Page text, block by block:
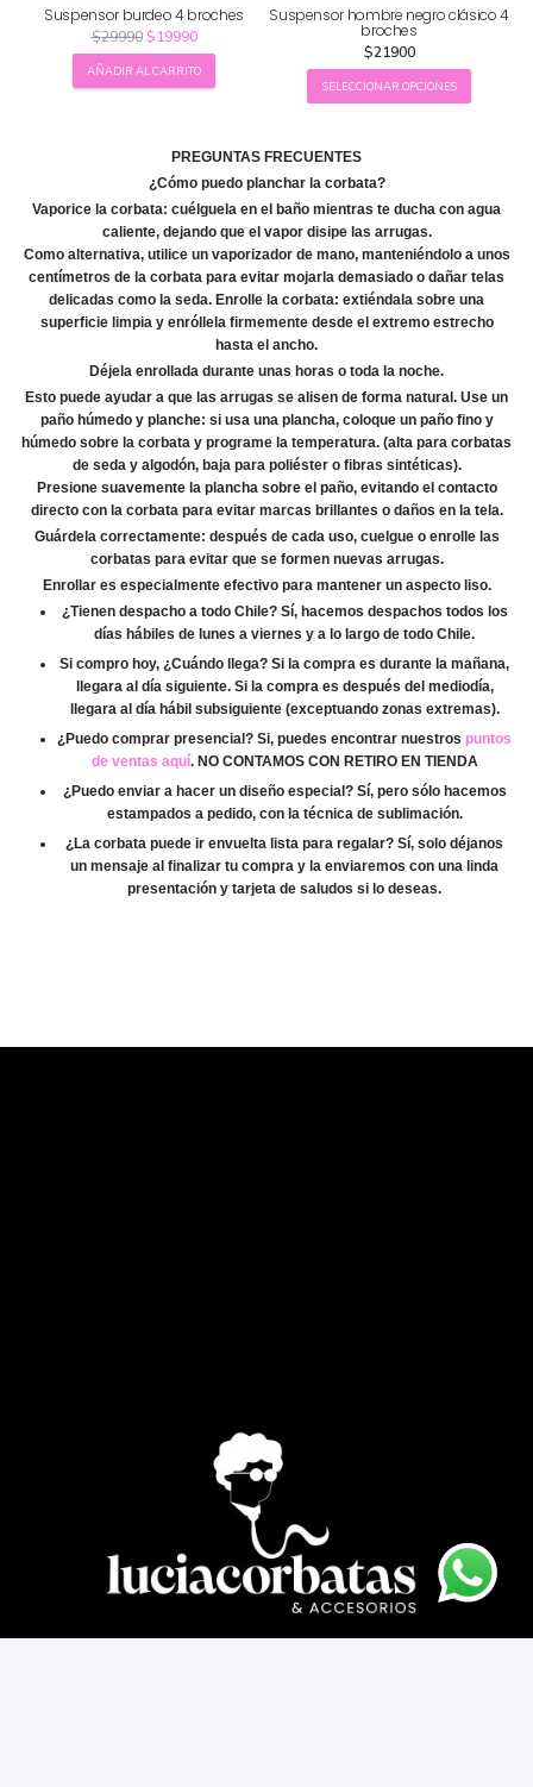
Suspensor burdeo 4 broches
$29990 El
precio
original
$19990El
precio
actual
AÑADIR AL CARRITO
Suspensor hombre negro clásico 4
broches
$21900
SELECCIONAR OPCIONES
producto
opciones
pueden
elegir
en
la
producto
PREGUNTAS FRECUENTES
¿Cómo puedo planchar la corbata?
Vaporice la corbata: cuélguela en el baño mientras te ducha con agua
caliente, dejando que el vapor disipe las arrugas.
Como alternativa, utilice un vaporizador de mano, manteniéndolo a unos
centímetros de la corbata para evitar mojarla demasiado o dañar telas
delicadas como la seda. Enrolle la corbata: extiéndala sobre una
superficie limpia y enróllela firmemente desde el extremo estrecho
hasta el ancho.
Déjela enrollada durante unas horas o toda la noche.
Esto puede ayudar a que las arrugas se alisen de forma natural. Use un
paño húmedo y planche: si usa una plancha, coloque un paño fino y
húmedo sobre la corbata y programe la temperatura. (alta para corbatas
de seda y algodón, baja para poliéster o fibras sintéticas).
Presione suavemente la plancha sobre el paño, evitando el contacto
directo con la corbata para evitar marcas brillantes o daños en la tela.
Guárdela correctamente: después de cada uso, cuelgue o enrolle las
corbatas para evitar que se formen nuevas arrugas.
Enrollar es especialmente efectivo para mantener un aspecto liso.
¿Tienen despacho a todo Chile? Sí, hacemos despachos todos los
días hábiles de lunes a viernes y a lo largo de todo Chile.
Si compro hoy, ¿Cuándo llega? Si la compra es durante la mañana,
llegara al día siguiente. Si la compra es después del mediodía,
llegara al día hábil subsiguiente (exceptuando zonas extremas).
¿Puedo comprar presencial? Si, puedes encontrar nuestros puntos
de ventas aquí. NO CONTAMOS CON RETIRO EN TIENDA
¿Puedo enviar a hacer un diseño especial? Sí, pero sólo hacemos
estampados a pedido, con la técnica de sublimación.
¿La corbata puede ir envuelta lista para regalar? Sí, solo déjanos
un mensaje al finalizar tu compra y la enviaremos con una linda
presentación y tarjeta de saludos si lo deseas.